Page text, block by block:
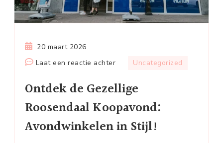
20 maart 2026
Laat een reactie achterop
de
Roosendaal
Koopavond:
Uncategorized
Ontdek de Gezellige
Roosendaal Koopavond:
Avondwinkelen in Stijl!